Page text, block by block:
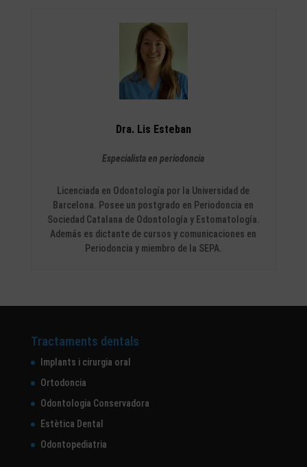
Dra. Lis Esteban
Especialista en periodoncia
Licenciada en Odontología por la Universidad de
Barcelona. Posee un postgrado en Periodoncia en
Sociedad Catalana de Odontología y Estomatología.
Además es dictante de cursos y comunicaciones en
Periodoncia y miembro de la SEPA.
Tractaments dentals
Implants i cirurgia oral
Ortodoncia
Odontologia Conservadora
Estètica Dental
Odontopediatria